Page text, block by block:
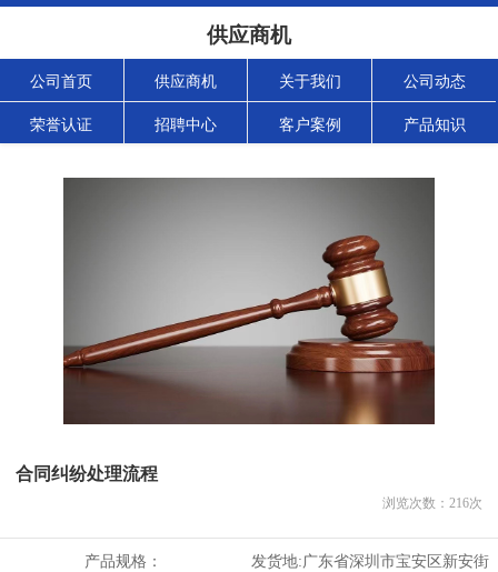
供应商机
公司首页 供应商机 关于我们 公司动态
荣誉认证 招聘中心 客户案例 产品知识
合同纠纷处理流程
浏览次数： 216次
产品规格： 发货地:广东省深圳市宝安区新安街